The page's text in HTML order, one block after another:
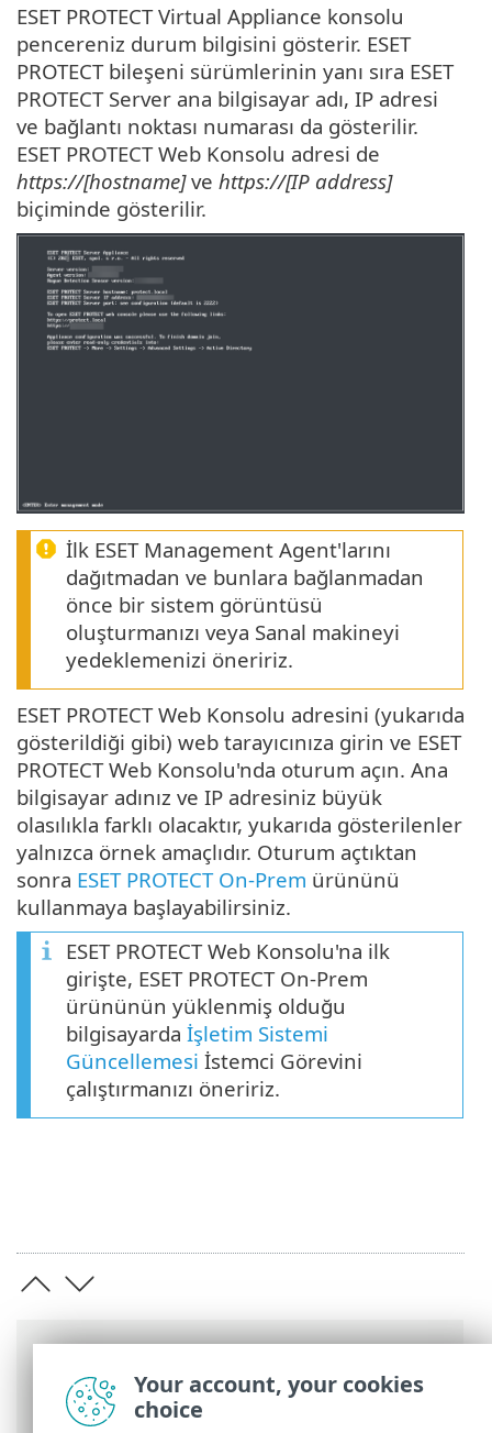
ESET Online Yardım
ESET PROTECT On-
ESET PROTECT Virtual Appliance konsolu
pencereniz durum bilgisini gösterir. ESET
PROTECT bileşeni sürümlerinin yanı sıra ESET
PROTECT Server ana bilgisayar adı, IP adresi
ve bağlantı noktası numarası da gösterilir.
ESET PROTECT Web Konsolu adresi de
https://[hostname]ve https://[IP address]
biçiminde gösterilir.
İlk ESET Management Agent'larını
dağıtmadan ve bunlara bağlanmadan
önce bir sistem görüntüsü
oluşturmanızı veya Sanal makineyi
yedeklemenizi öneririz.
ESET PROTECT Web Konsolu adresini (yukarıda
gösterildiği gibi) web tarayıcınıza girin ve ESET
PROTECT Web Konsolu'nda oturum açın. Ana
bilgisayar adınız ve IP adresiniz büyük
olasılıkla farklı olacaktır, yukarıda gösterilenler
yalnızca örnek amaçlıdır. Oturum açtıktan
sonra ESET PROTECT On-Prem ürününü
kullanmaya başlayabilirsiniz.
ESET PROTECT Web Konsolu'na ilk
girişte, ESET PROTECT On-Prem
ürününün yüklenmiş olduğu
bilgisayarda İşletim Sistemi
Güncellemesi İstemci Görevini
çalıştırmanızı öneririz.
Your account, your cookies
choice